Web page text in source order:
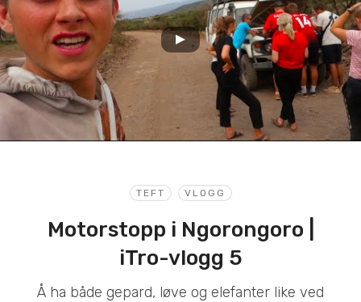
TEFT VLOGG
Motorstopp i Ngorongoro |
iTro-vlogg 5
Å ha både gepard, løve og elefanter like ved